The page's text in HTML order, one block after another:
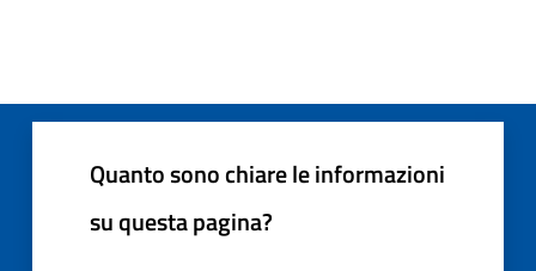
Quanto sono chiare le informazioni
su questa pagina?